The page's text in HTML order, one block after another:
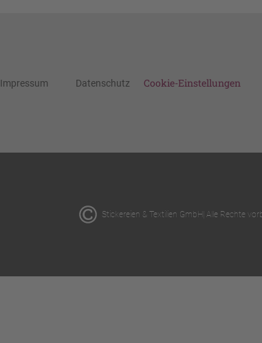
Impressum Datenschutz Cookie-Einstellungen
Stickereien & Textilien GmbH| Alle Rechte